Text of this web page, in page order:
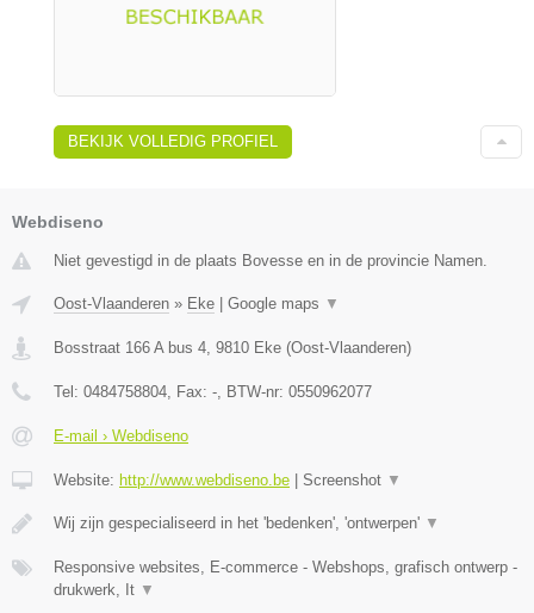
BEKIJK VOLLEDIG PROFIEL
Webdiseno
Niet gevestigd in de plaats Bovesse en in de provincie Namen.
Oost-Vlaanderen » Eke Google maps ▼
Bosstraat 166 A bus 4, 9810 Eke (Oost-Vlaanderen)
Tel: 0484758804, Fax: -, BTW-nr: 0550962077
E-mail › Webdiseno
Website: http://www.webdiseno.be Screenshot ▼
Wij zijn gespecialiseerd in het 'bedenken', 'ontwerpen' ▼
Responsive websites, E-commerce - Webshops, grafisch ontwerp -
drukwerk, It ▼